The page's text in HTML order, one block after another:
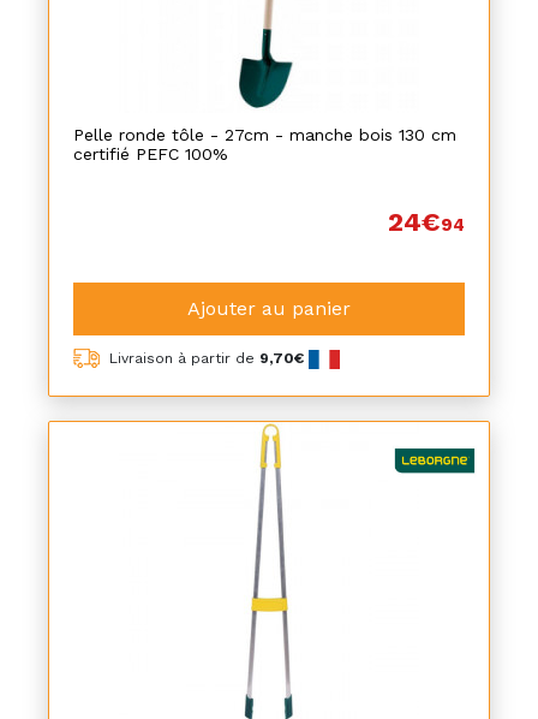
Pelle ronde tôle - 27cm - manche bois 130 cm
certifié PEFC 100%
24€94
Ajouter au panier
Livraison à partir de 9,70€